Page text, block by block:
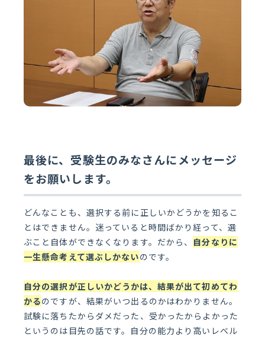
最後に、受験生のみなさんにメッセージ
をお願いします。
どんなことも、選択する前に正しいかどうかを知るこ
とはできません。迷っていると時間ばかり経って、選
ぶこと自体ができなくなります。だから、 自分なりに
一生懸命考えて選ぶしかないのです。
自分の選択が正しいかどうかは、結果が出て初めてわ
かるのですが、結果がいつ出るのかはわかりません。
試験に落ちたからダメだった、受かったからよかった
というのは目先の話です。自分の能力より高いレベル